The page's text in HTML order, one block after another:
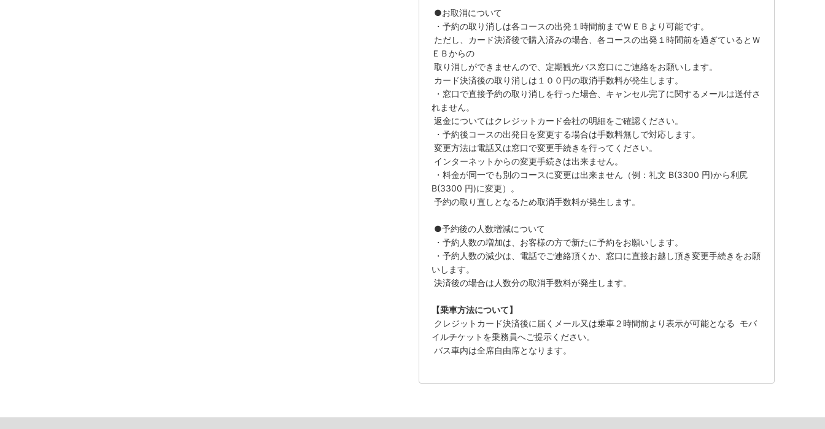
●お取消について
・予約の取り消しは各コースの出発１時間前までＷＥＢより可能です。
ただし、カード決済後で購入済みの場合、各コースの出発１時間前を過ぎているとＷ
ＥＢからの
取り消しができませんので、定期観光バス窓口にご連絡をお願いします。
カード決済後の取り消しは１００円の取消手数料が発生します。
・窓口で直接予約の取り消しを行った場合、キャンセル完了に関するメールは送付さ
れません。
返金についてはクレジットカード会社の明細をご確認ください。
・予約後コースの出発日を変更する場合は手数料無しで対応します。
変更方法は電話又は窓口で変更手続きを行ってください。
インターネットからの変更手続きは出来ません。
・料金が同一でも別のコースに変更は出来ません（例：礼文 B(3300 円)から利尻
B(3300 円)に変更）。
予約の取り直しとなるため取消手数料が発生します。
●予約後の人数増減について
・予約人数の増加は、お客様の方で新たに予約をお願いします。
・予約人数の減少は、電話でご連絡頂くか、窓口に直接お越し頂き変更手続きをお願
いします。
決済後の場合は人数分の取消手数料が発生します。
【乗車方法について】
クレジットカード決済後に届くメール又は乗車２時間前より表示が可能となる モバ
イルチケットを乗務員へご提示ください。
バス車内は全席自由席となります。